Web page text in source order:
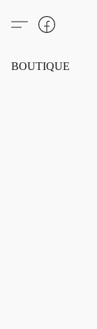
BOUTIQUE